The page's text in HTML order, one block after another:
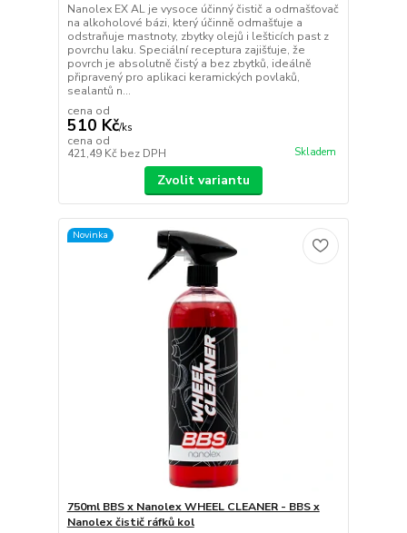
Nanolex EX AL je vysoce účinný čistič a odmašťovač
na alkoholové bázi, který účinně odmašťuje a
odstraňuje mastnoty, zbytky olejů i lešticích past z
povrchu laku. Speciální receptura zajišťuje, že
povrch je absolutně čistý a bez zbytků, ideálně
připravený pro aplikaci keramických povlaků,
sealantů n...
cena od
510 Kč/ks
cena od
421,49 Kč bez DPH Skladem
Zvolit variantu
Novinka
750ml BBS x Nanolex WHEEL CLEANER - BBS x
Nanolex čistič ráfků kol